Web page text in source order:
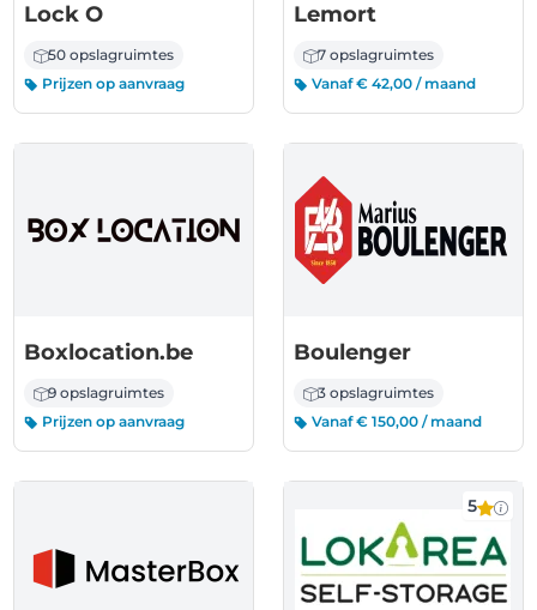
Lock O
50 opslagruimtes
Prijzen op aanvraag
Lemort
7 opslagruimtes
Vanaf € 42,00 / maand
Boxlocation.be
9 opslagruimtes
Prijzen op aanvraag
Boulenger
3 opslagruimtes
Vanaf € 150,00 / maand
5